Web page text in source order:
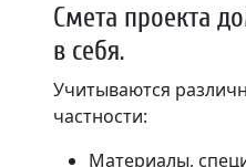
Смета проекта
в себя.
Учитываются
частности:
Материалы,